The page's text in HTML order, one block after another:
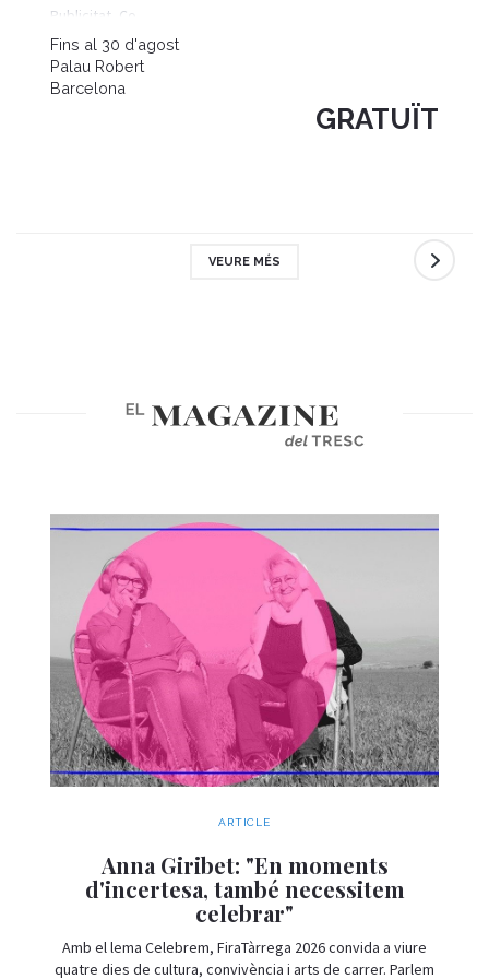
Publicitat, Co
Fins al 30 d'agost
Palau Robert
Barcelona
GRATUÏT
VEURE MÉS
ARTICLE
Anna Giribet: "En moments
d'incertesa, també necessitem
celebrar"
Amb el lema Celebrem, FiraTàrrega 2026 convida a viure
quatre dies de cultura, convivència i arts de carrer. Parlem